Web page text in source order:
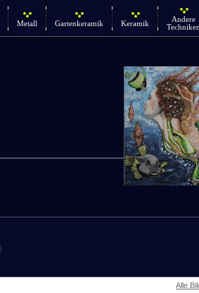
Metall Gartenkeramik Keramik
Andere
Techniken
Alle